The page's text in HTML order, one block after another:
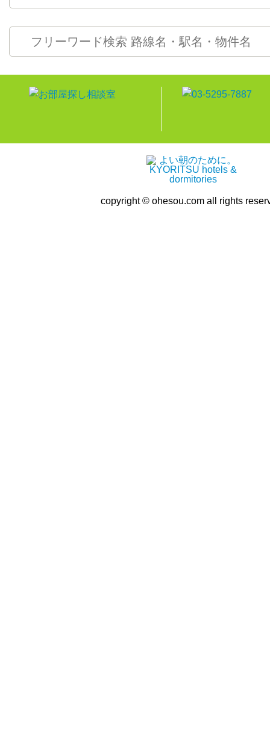
copyright © ohesou.com all rights